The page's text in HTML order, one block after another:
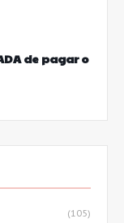
de pagar o
(105)